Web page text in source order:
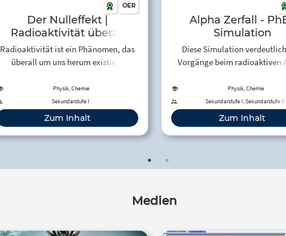
OER
Der Nulleffekt |
Radioaktivität überall
Radioaktivität ist ein Phänomen, das
überall um uns herum existiert.
Nulleffekt. Mit Hilfe von
Großflächenzählrohren lässt sich der
Nulleffekt zuverlässig bestimmen.
Physik, Chemie
Sekundarstufe I
Zum Inhalt
Alpha Zerfall -
Simulation
Diese Simulation
Vorgänge beim radioaktiven
Physik, Chemie
Sekundarstufe I, Sekundarstufe II
Zum Inhalt
Medien